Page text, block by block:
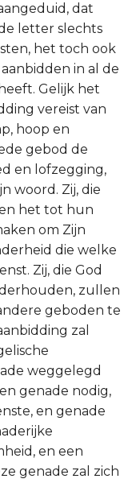
dat
letter slechts
het toch ook
in al de
Gelijk het
vereist van
hoop en
gebod de
en lofzegging,
woord. Zij, die
het tot hun
om Zijn
die welke
Zij, die God
zullen
geboden te
zal
weggelegd
genade nodig,
en genade
en een
genade zal zich